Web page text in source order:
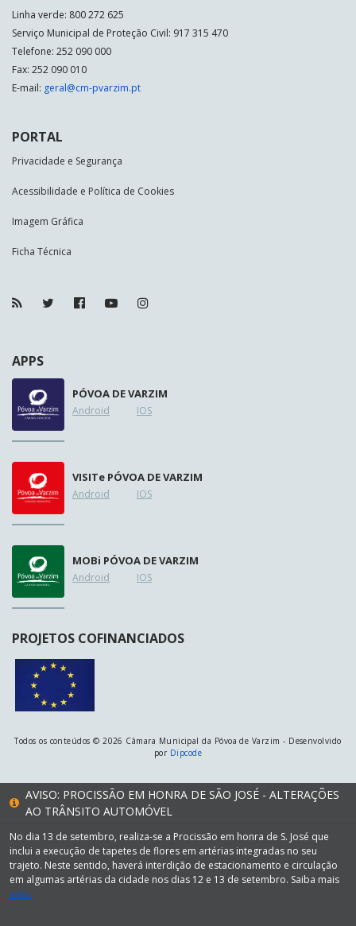
Linha verde: 800 272 625
Serviço Municipal de Proteção Civil: 917 315 470
Telefone: 252 090 000
Fax: 252 090 010
E-mail: geral@cm-pvarzim.pt
PORTAL
Privacidade e Segurança
Acessibilidade e Política de Cookies
Imagem Gráfica
Ficha Técnica
APPS
PÓVOA DE VARZIM
Android IOS
VISITe PÓVOA DE VARZIM
Android IOS
MOBi PÓVOA DE VARZIM
Android IOS
PROJETOS COFINANCIADOS
Todos os conteúdos © 2026 Câmara Municipal da Póvoa de Varzim - Desenvolvido
por Dipcode
AVISO: PROCISSÃO EM HONRA DE SÃO JOSÉ - ALTERAÇÕES
AO TRÂNSITO AUTOMÓVEL
No dia 13 de setembro, realiza-se a Procissão em honra de S. José que
inclui a execução de tapetes de flores em artérias integradas no seu
trajeto. Neste sentido, haverá interdição de estacionamento e circulação
em algumas artérias da cidade nos dias 12 e 13 de setembro. Saiba mais
aqui.